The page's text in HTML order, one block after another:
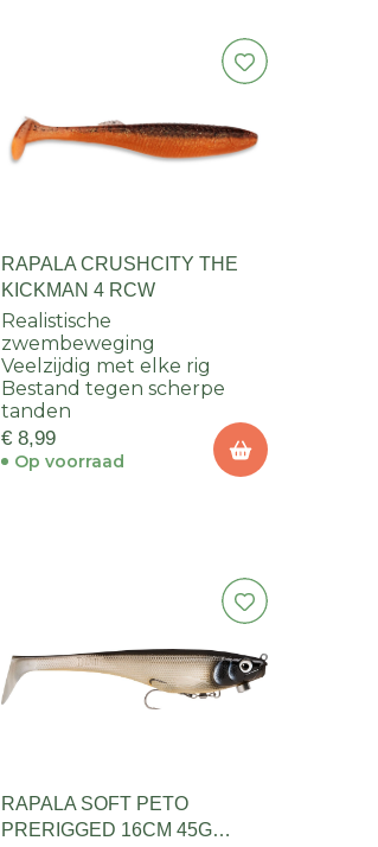
RAPALA CRUSHCITY THE
KICKMAN 4 RCW
Realistische
zwembeweging
Veelzijdig met elke rig
Bestand tegen scherpe
tanden
€ 8,99
Op voorraad
RAPALA SOFT PETO
PRERIGGED 16CM 45G